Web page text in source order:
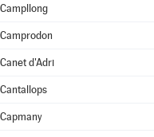
Campllong
Camprodon
Canet d'Adri
Cantallops
Capmany